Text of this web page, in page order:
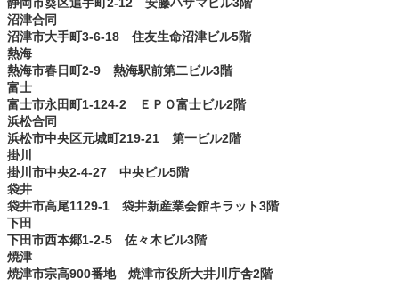
沼津合同
沼津市大手町3-6-18 住友生命沼津ビル5階
熱海
熱海市春日町2-9 熱海駅前第二ビル3階
富士
富士市永田町1-124-2 ＥＰＯ富士ビル2階
浜松合同
浜松市中央区元城町219-21 第一ビル2階
掛川
掛川市中央2-4-27 中央ビル5階
袋井
袋井市高尾1129-1 袋井新産業会館キラット3階
下田
下田市西本郷1-2-5 佐々木ビル3階
焼津
焼津市宗高900番地 焼津市役所大井川庁舎2階